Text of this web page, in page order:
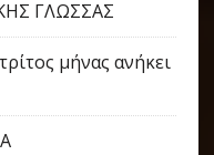
ΓΛΩΣΣΑΣ
μήνας ανήκει